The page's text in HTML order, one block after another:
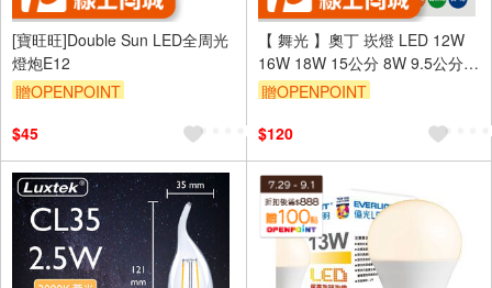
[寶旺旺]Double Sun LED全周光
燈炮E12
贈OPENPOINT
$45
【 舞光 】奧丁 崁燈 LED 12W
16W 18W 15公分 8W 9.5公分
5W 7.5公分 嵌燈
贈OPENPOINT
$120